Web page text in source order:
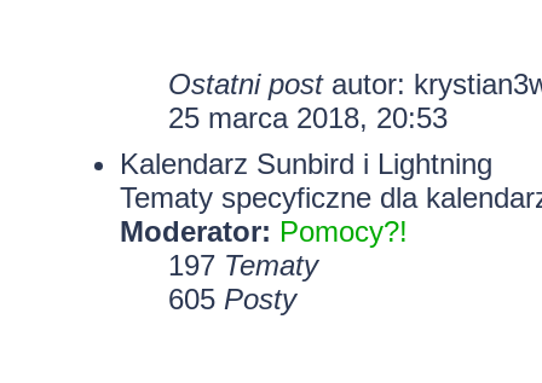
Ostatni postautor:
25 marca 2018, 20:53
Kalendarz Sunbird i Lightning
Tematy specyficzne dla
Moderator: Pomocy?!
197 Tematy
605 Posty